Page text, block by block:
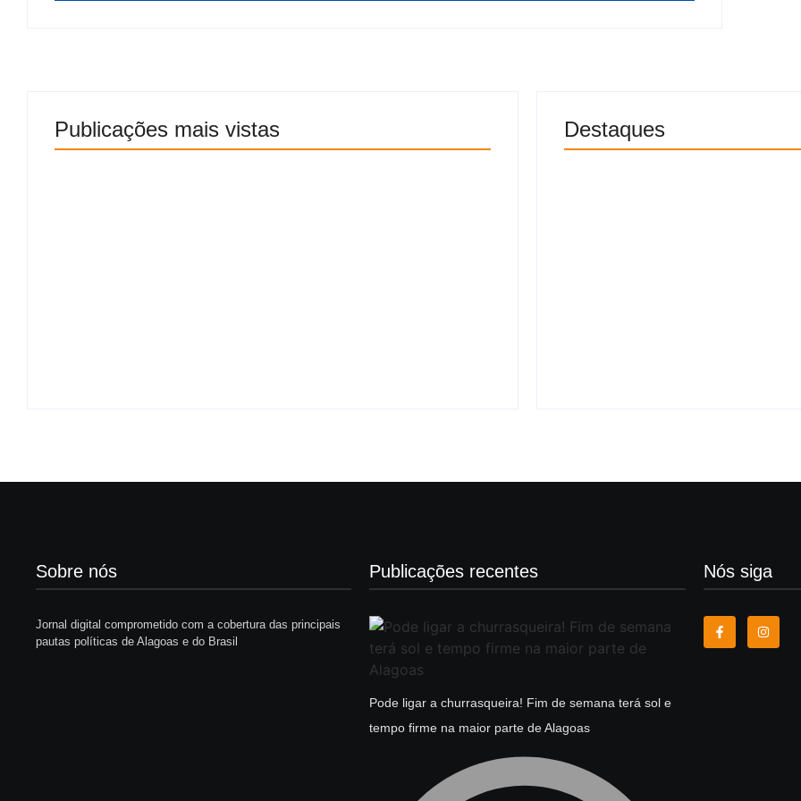
Publicações mais vistas Destaques
Sobre nós
Jornal digital comprometido com a cobertura das principais
pautas políticas de Alagoas e do Brasil
Publicações recentes
Pode ligar a churrasqueira! Fim de semana terá sol e
tempo firme na maior parte de Alagoas
Nós siga